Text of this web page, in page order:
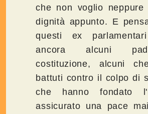
che non voglio neppure
dignità appunto. E
questi ex
ancora alcuni
costituzione, alcuni
battuti contro il colpo di
che hanno fondato
assicurato una pace